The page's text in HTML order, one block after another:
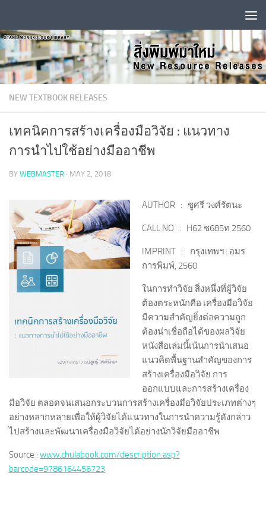
NEW TEXTBOOK RELEASES
เทคนิคการสร้างเครื่องมือวิจัย : แนวทาง
การนำไปใช้อย่างมืออาชีพ
BY WEBMASTER · MAY 2, 2018
AUTHOR : ชูศรี วงศ์รัตนะ
CALL NO : H62 ช685ท 2560
IMPRINT : กรุงเทพฯ : อมร
การพิมพ์, 2560
ในการทำวิจัย สิ่งหนึ่งที่ผู้วิจัย
ต้องตระหนักคือ เครื่องมือวิจัย
มีความสำคัญยิ่งต่อความถูก
ต้องน่าเชื่อถือได้ของผลวิจัย
หนังสือเล่มนี้เน้นการนำเสนอ
แนวคิดพื้นฐานสำคัญของการ
สร้างเครื่องมือวิจัย การ
ออกแบบและการสร้างเครื่อง
มือวิจัย ตลอดจนเสนอกระบวนการสร้างเครื่องมือวิจัยประเภทต่างๆ
อย่างหลากหลายเพื่อให้ผู้วิจัยได้แนวทางในการนำความรู้ดังกล่าว
ไปสร้างและพัฒนาเครื่องมือวิจัยได้อย่างนักวิจัยมืออาชีพ
Source : www.chulabook.com/description.asp?
barcode=9786164456723